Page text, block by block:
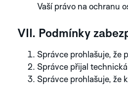
Vaší právo na ochranu
VII. Podmínky
Správce prohlašuje, že
Správce přijal
Správce prohlašuje, že